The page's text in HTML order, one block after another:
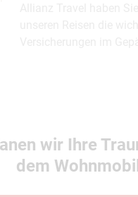
wir Ihre
dem